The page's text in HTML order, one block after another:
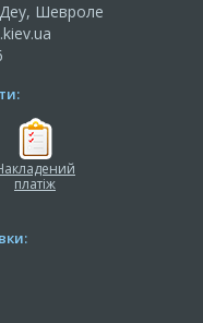
Шевроле
платіж